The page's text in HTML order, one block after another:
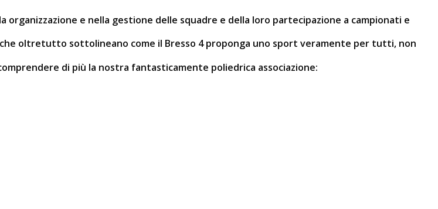
e nella gestione delle squadre e della loro partecipazione a campionati e
che oltretutto sottolineano come il Bresso 4 proponga uno sport veramente per tutti, non
di più la nostra fantasticamente poliedrica associazione: